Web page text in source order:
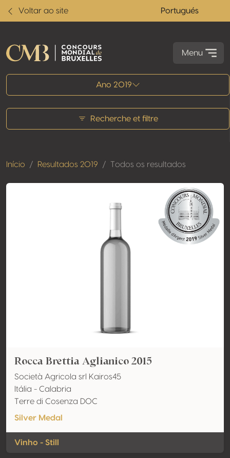
Voltar ao site Portugués
Menu
Ano 2019
Recherche et filtre
Início Resultados 2019 Todos os resultados
Rocca Brettia Aglianico 2015
Società Agricola srl Kairos45
Itália - Calabria
Terre di Cosenza DOC
Silver Medal
Vinho - Still